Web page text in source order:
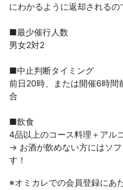
にわかるように返却されるの
■最少催行人数
男女2対2
■中止判断タイミング
前日20時、または開催6時間
合
■飲食
4品以上のコース料理＋アル
→ お酒が飲めない方にはソ
す！
※オミカレでの会員登録にあ